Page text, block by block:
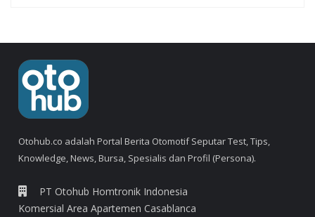
Otohub.co adalah Portal Berita Otomotif Seputar Test, Tips,
Knowledge, News, Bursa, Spesialis dan Profil (Persona).
PT Otohub Homtronik Indonesia
Komersial Area Apartemen Casablanca